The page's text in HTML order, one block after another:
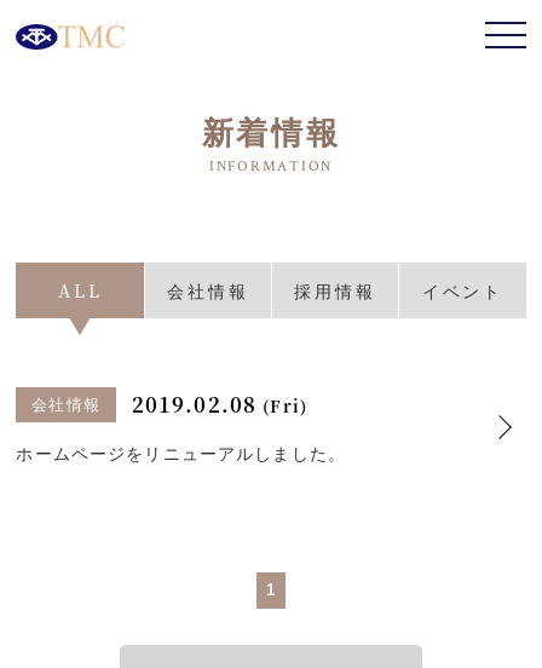
新着情報
ALL 会社情報 採用情報 イベント
会社情報 2019.02.08 (Fri)
ホームページをリニューアルしました。
1